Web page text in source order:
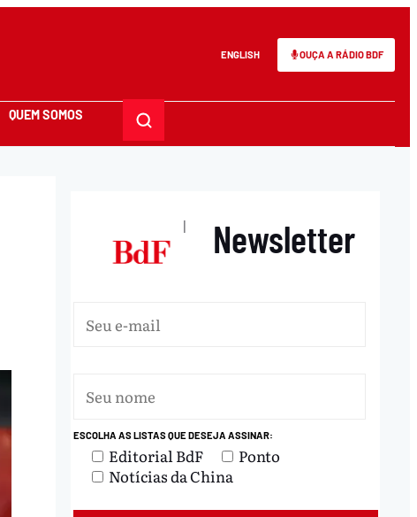
ENGLISH OUÇA A RÁDIO BDF
QUEM SOMOS
| Newsletter
ESCOLHA AS LISTAS QUE DESEJA ASSINAR:
Editorial BdF
Ponto
Notícias da China